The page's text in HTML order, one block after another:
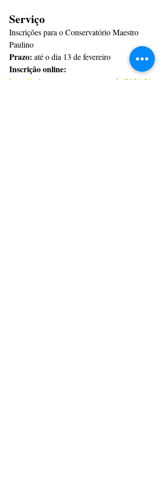
Serviço
Inscrições para o Conservatório Maestro
Paulino
Prazo: até o dia 13 de fevereiro
Inscrição online:
https://cultura.pontagrossa.pr.gov.br/2026-2/